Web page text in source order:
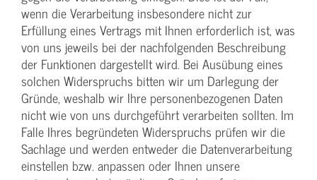
wenn die Verarbeitung insbesondere nicht zur
Erfüllung eines Vertrags mit Ihnen erforderlich ist, was
von uns jeweils bei der nachfolgenden Beschreibung
der Funktionen dargestellt wird. Bei Ausübung eines
solchen Widerspruchs bitten wir um Darlegung der
Gründe, weshalb wir Ihre personenbezogenen Daten
nicht wie von uns durchgeführt verarbeiten sollten. Im
Falle Ihres begründeten Widerspruchs prüfen wir die
Sachlage und werden entweder die Datenverarbeitung
einstellen bzw. anpassen oder Ihnen unsere